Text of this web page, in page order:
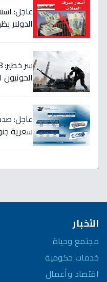
عاجل:
الحوثيون
عاجل:
سعرية
الأخبار
مجتمع وحياة
خدمات حكومية
اقتصاد وأعمال